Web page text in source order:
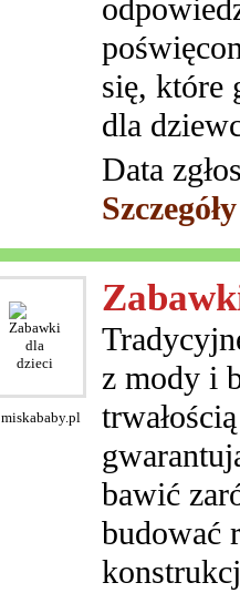
się, które
dla
Data
miskababy.pl
z mody i
bawić
budować